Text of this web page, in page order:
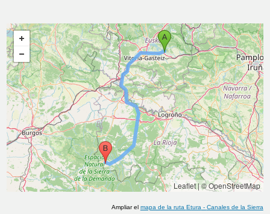
Leaflet|© OpenStreetMap
Ampliar el mapa de la ruta Etura - Canales de la Sierra